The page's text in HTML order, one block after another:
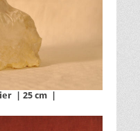
| 25 cm |